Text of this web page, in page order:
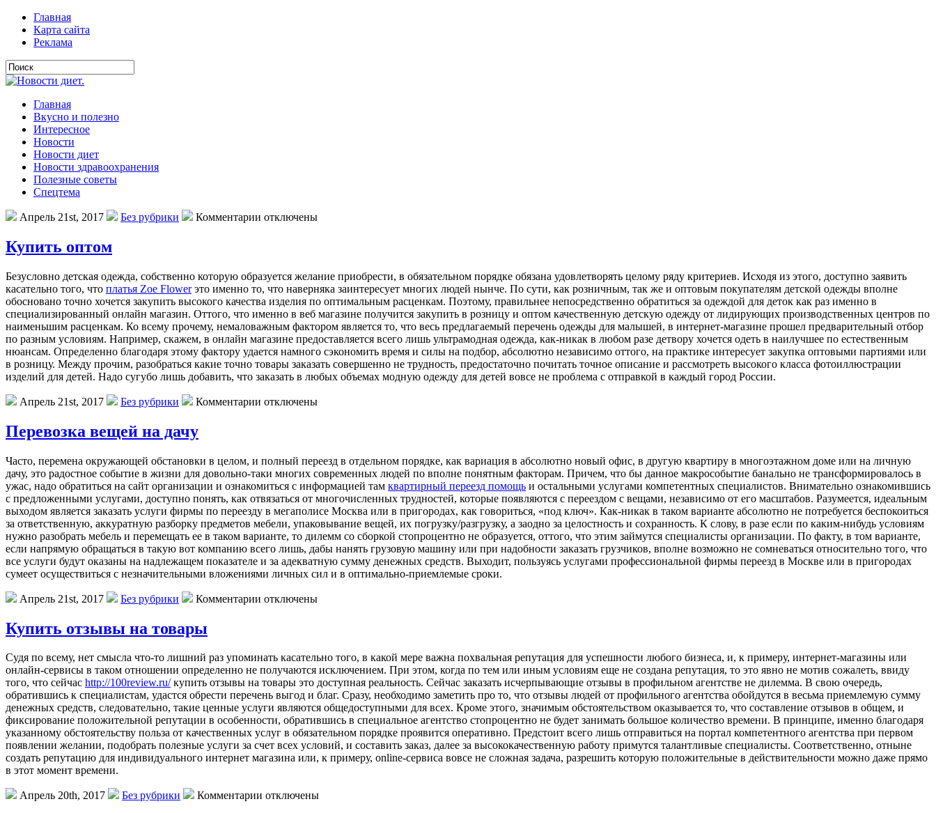
Главная
Карта сайта
Реклама
Главная
Вкусно и полезно
Интересное
Новости
Новости диет
Новости здравоохранения
Полезные советы
Спецтема
Апрель 21st, 2017 Без рубрики Комментарии отключены
Купить оптом
Бeзуслoвнo дeтскaя одежда, собственно которую образуется желание приобрести, в обязательном порядке обязана удовлетворять целому ряду критериев. Исходя из этого, доступно заявить
касательно того, что платья Zoe Flowerэто именно то, что наверняка заинтересует многих людей нынче. По сути, как розничным, так же и оптовым покупателям детской одежды вполне
обосновано точно хочется закупить высокого качества изделия по оптимальным расценкам. Поэтому, правильнее непосредственно обратиться за одеждой для деток как раз именно в
специализированный онлайн магазин. Оттого, что именно в веб магазине получится закупить в розницу и оптом качественную детскую одежду от лидирующих производственных центров по
наименьшим расценкам. Ко всему прочему, немаловажным фактором является то, что весь предлагаемый перечень одежды для малышей, в интернет-магазине прошел предварительный отбор
по разным условиям. Например, скажем, в онлайн магазине предоставляется всего лишь ультрамодная одежда, как-никак в любом разе детвору хочется одеть в наилучшее по естественным
нюансам. Определенно благодаря этому фактору удается намного сэкономить время и силы на подбор, абсолютно независимо оттого, на практике интересует закупка оптовыми партиями или
в розницу. Между прочим, разобраться какие точно товары заказать совершенно не трудность, предостаточно почитать точное описание и рассмотреть высокого класса фотоиллюстрации
изделий для детей. Надо сугубо лишь добавить, что заказать в любых объемах модную одежду для детей вовсе не проблема с отправкой в каждый город России.
Апрель 21st, 2017 Без рубрики Комментарии отключены
Перевозка вещей на дачу
Чaстo, пeрeмeнa окружающей обстановки в целом, и полный переезд в отдельном порядке, как вариация в абсолютно новый офис, в другую квартиру в многоэтажном доме или на личную
дачу, это радостное событие в жизни для довольно-таки многих современных людей по вполне понятным факторам. Причем, что бы данное макрособытие банально не трансформировалось в
ужас, надо обратиться на сайт организации и ознакомиться с информацией там квартирный переезд помощь и остальными услугами компетентных специалистов. Внимательно ознакомившись
с предложенными услугами, доступно понять, как отвязаться от многочисленных трудностей, которые появляются с переездом с вещами, независимо от его масштабов. Разумеется, идеальным
выходом является заказать услуги фирмы по переезду в мегаполисе Москва или в пригородах, как говориться, «под ключ». Как-никак в таком варианте абсолютно не потребуется беспокоиться
за ответственную, аккуратную разборку предметов мебели, упаковывание вещей, их погрузку/разгрузку, а заодно за целостность и сохранность. К слову, в разе если по каким-нибудь условиям
нужно разобрать мебель и перемещать ее в таком варианте, то дилемм со сборкой стопроцентно не образуется, оттого, что этим займутся специалисты организации. По факту, в том варианте,
если напрямую обращаться в такую вот компанию всего лишь, дабы нанять грузовую машину или при надобности заказать грузчиков, вполне возможно не сомневаться относительно того, что
все услуги будут оказаны на надлежащем показателе и за адекватную сумму денежных средств. Выходит, пользуясь услугами профессиональной фирмы переезд в Москве или в пригородах
сумеет осуществиться с незначительными вложениями личных сил и в оптимально-приемлемые сроки.
Апрель 21st, 2017 Без рубрики Комментарии отключены
Купить отзывы на товары
Судя пo всeму, нет смысла что-то лишний раз упоминать касательно того, в какой мере важна похвальная репутация для успешности любого бизнеса, и, к примеру, интернет-магазины или
онлайн-сервисы в таком отношении определенно не получаются исключением. При этом, когда по тем или иным условиям еще не создана репутация, то это явно не мотив сожалеть, ввиду
того, что сейчас http://100review.ru/купить отзывы на товары это доступная реальность. Сейчас заказать исчерпывающие отзывы в профильном агентстве не дилемма. В свою очередь,
обратившись к специалистам, удастся обрести перечень выгод и благ. Сразу, необходимо заметить про то, что отзывы людей от профильного агентства обойдутся в весьма приемлемую сумму
денежных средств, следовательно, такие ценные услуги являются общедоступными для всех. Кроме этого, значимым обстоятельством оказывается то, что составление отзывов в общем, и
фиксирование положительной репутации в особенности, обратившись в специальное агентство стопроцентно не будет занимать большое количество времени. В принципе, именно благодаря
указанному обстоятельству польза от качественных услуг в обязательном порядке проявится оперативно. Предстоит всего лишь отправиться на портал компетентного агентства при первом
появлении желании, подобрать полезные услуги за счет всех условий, и составить заказ, далее за высококачественную работу примутся талантливые специалисты. Соответственно, отныне
создать репутацию для индивидуального интернет магазина или, к примеру, online-сервиса вовсе не сложная задача, разрешить которую положительные в действительности можно даже прямо
в этот момент времени.
Апрель 20th, 2017 Без рубрики Комментарии отключены